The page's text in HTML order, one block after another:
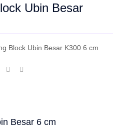
Ubin Besar
Block Ubin Besar K300 6 cm
Besar 6 cm